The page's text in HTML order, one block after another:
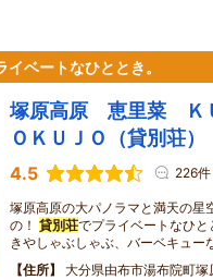
イベートなひととき。
塚原高原 恵里菜 Ｋ
ＯＫＵＪＯ（貸別荘）
4.5 226件
塚原高原の大パノラマと満天の星
の！ 貸別荘でプライベートなひ
きやしゃぶしゃぶ、バーベキュー
住所
大分県由布市湯布院町